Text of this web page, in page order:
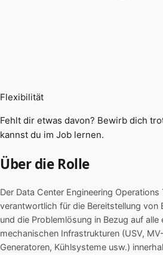
Flexibilität
Fehlt dir etwas davon? Bewirb dich
kannst du im Job lernen.
Über die Rolle
Der Data Center Engineering Operations
verantwortlich für die Bereitstellung von
und die Problemlösung in Bezug auf alle
mechanischen Infrastrukturen (USV,
Generatoren, Kühlsysteme usw.)